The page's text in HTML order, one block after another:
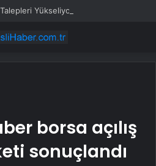
Yükseliyor
borsa açılış
sonuçlandı